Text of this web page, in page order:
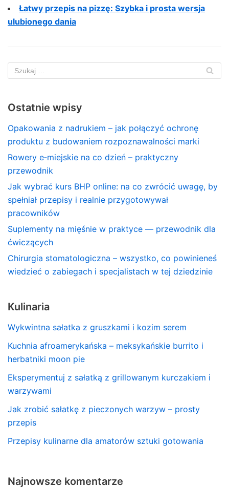
Łatwy przepis na pizzę: Szybka i prosta wersja
ulubionego dania
Ostatnie wpisy
Opakowania z nadrukiem – jak połączyć ochronę
produktu z budowaniem rozpoznawalności marki
Rowery e‑miejskie na co dzień – praktyczny
przewodnik
Jak wybrać kurs BHP online: na co zwrócić uwagę, by
spełniał przepisy i realnie przygotowywał
pracowników
Suplementy na mięśnie w praktyce — przewodnik dla
ćwiczących
Chirurgia stomatologiczna – wszystko, co powinieneś
wiedzieć o zabiegach i specjalistach w tej dziedzinie
Kulinaria
Wykwintna sałatka z gruszkami i kozim serem
Kuchnia afroamerykańska – meksykańskie burrito i
herbatniki moon pie
Eksperymentuj z sałatką z grillowanym kurczakiem i
warzywami
Jak zrobić sałatkę z pieczonych warzyw – prosty
przepis
Przepisy kulinarne dla amatorów sztuki gotowania
Najnowsze komentarze